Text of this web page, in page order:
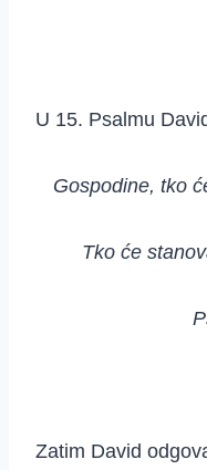
U 15. Psalmu
Gospodine, tko
Tko će
Zatim David